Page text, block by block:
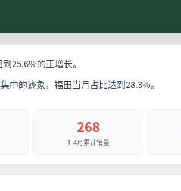
25.6%的正增长。
的迹象，福田当月占比达到28.3%。
268
1-4月累计销量